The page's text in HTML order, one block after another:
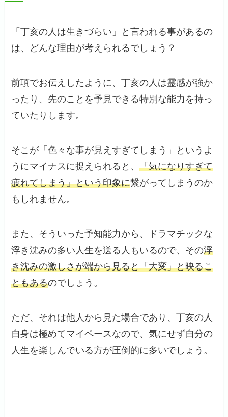
「丁亥の人は生きづらい」と言われる事があるの
は、どんな理由が考えられるでしょう？
前項でお伝えしたように、丁亥の人は霊感が強か
ったり、先のことを予見できる特別な能力を持っ
ていたりします。
そこが「色々な事が見えすぎてしまう」というよ
うにマイナスに捉えられると、「気になりすぎて
疲れてしまう」という印象に繋がってしまうのか
もしれません。
また、そういった予知能力から、ドラマチックな
浮き沈みの多い人生を送る人もいるので、その浮
き沈みの激しさが端から見ると「大変」と映るこ
ともあるのでしょう。
ただ、それは他人から見た場合であり、丁亥の人
自身は極めてマイペースなので、気にせず自分の
人生を楽しんでいる方が圧倒的に多いでしょう。